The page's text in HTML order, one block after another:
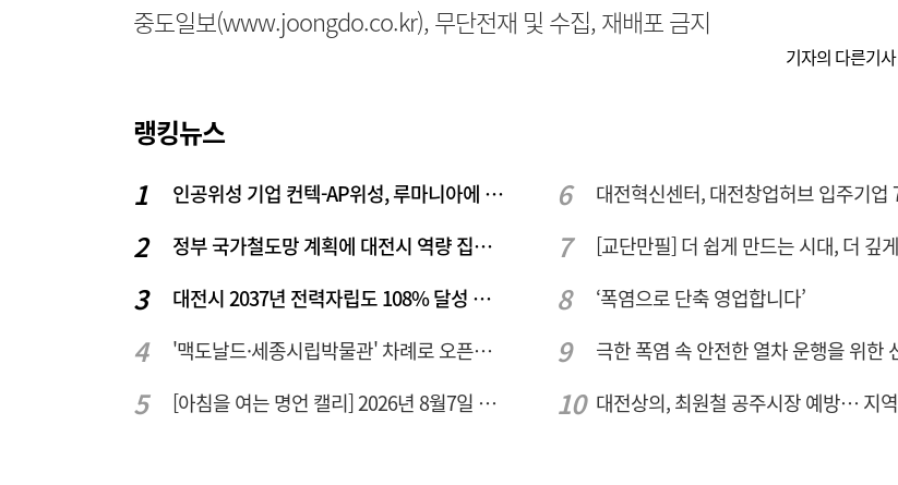
중도일보(www.joongdo.co.kr), 무단전재 및 수집, 재배포 금지
기자의 다른기사
랭킹뉴스
인공위성 기업 컨텍-AP위성, 루마니아에 지상국 시스템 전수
정부 국가철도망 계획에 대전시 역량 집중해야
대전시 2037년 전력자립도 108% 달성 관건은 '주민 수용성'
'맥도날드·세종시립박물관' 차례로 오픈… 고운동 정주여건 좋아진다
[아침을 여는 명언 캘리] 2026년 8월7일 금요일
‘폭염으로 단축 영업합니다’